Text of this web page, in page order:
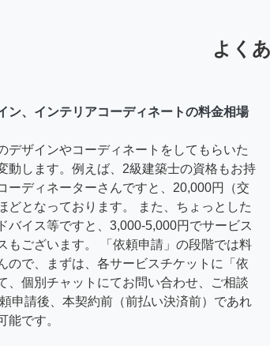
よく
ン、インテリアコーディネートの料金相場
デザインやコーディネートをしてもらいた
動します。例えば、2級建築士の資格もお持
ーディネーターさんですと、20,000円（交
どとなっております。 また、ちょっとした
バイス等ですと、3,000-5,000円でサービス
もございます。 「依頼申請」の段階では料
ので、まずは、各サービスチケットに「依
、個別チャットにてお問い合わせ、ご相談
申請後、本契約前（前払い決済前）であれ
能です。